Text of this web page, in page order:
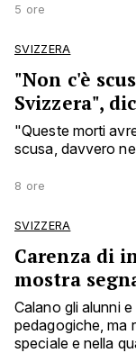
5 ore
SVIZZERA
"Non c'è
Svizzera",
"Queste morti
scusa, davvero
8 ore
SVIZZERA
Carenza di
mostra
Calano gli alunni
pedagogiche, ma
speciale e nella